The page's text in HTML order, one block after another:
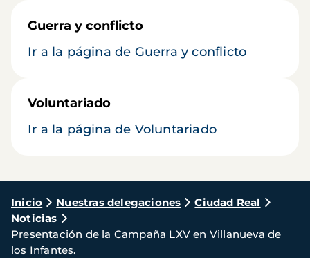
Guerra y conflicto
Ir a la página de Guerra y conflicto
Voluntariado
Ir a la página de Voluntariado
Ruta
de
navegación
Inicio Nuestras delegaciones
Ciudad Real
Noticias
Presentación de la Campaña LXV en Villanueva de
los Infantes.